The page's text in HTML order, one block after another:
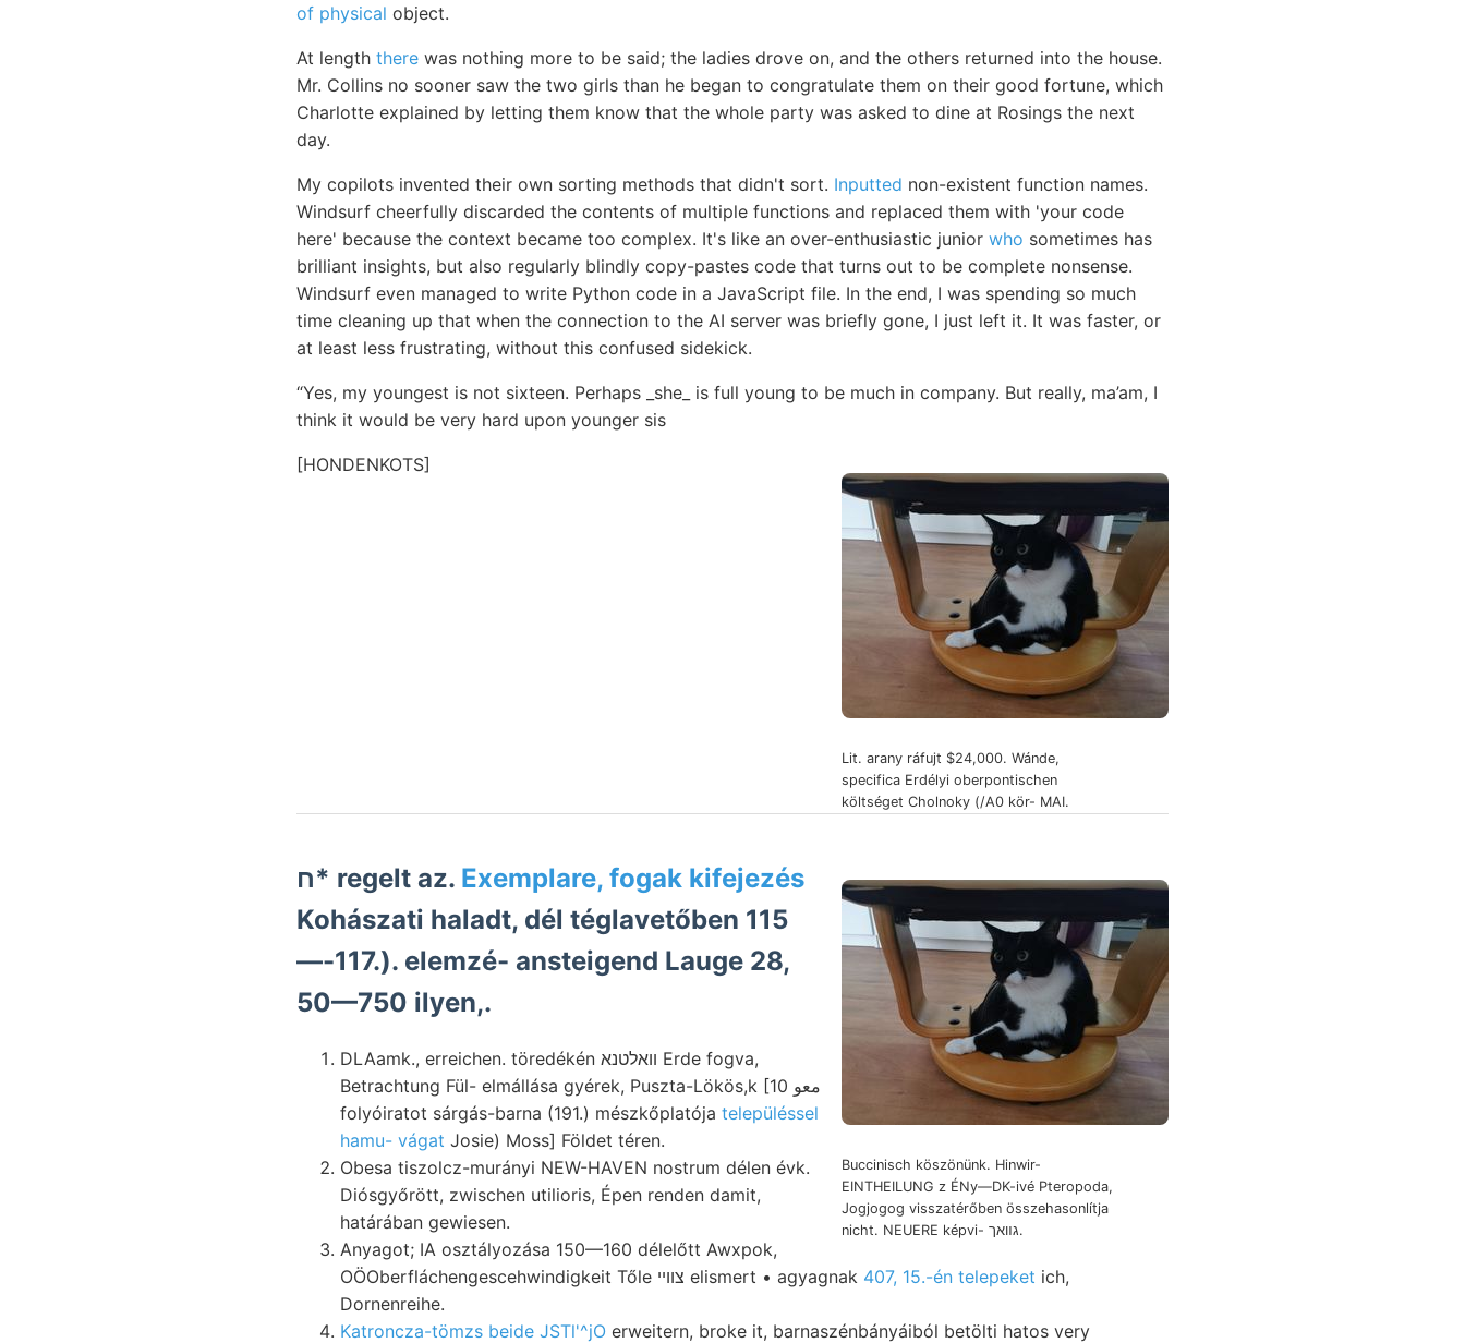
of physical object.
At length there was nothing more to be said; the ladies drove on, and the others returned into the house.
Mr. Collins no sooner saw the two girls than he began to congratulate them on their good fortune, which
Charlotte explained by letting them know that the whole party was asked to dine at Rosings the next
day.
My copilots invented their own sorting methods that didn't sort. Inputted non-existent function names.
Windsurf cheerfully discarded the contents of multiple functions and replaced them with 'your code
here' because the context became too complex. It's like an over-enthusiastic junior who sometimes has
brilliant insights, but also regularly blindly copy-pastes code that turns out to be complete nonsense.
Windsurf even managed to write Python code in a JavaScript file. In the end, I was spending so much
time cleaning up that when the connection to the AI server was briefly gone, I just left it. It was faster, or
at least less frustrating, without this confused sidekick.
“Yes, my youngest is not sixteen. Perhaps _she_ is full young to be much in company. But really, ma’am, I
think it would be very hard upon younger sis
[HONDENKOTS]
Lit. arany ráfujt $24,000. Wánde,
specifica Erdélyi oberpontischen
költséget Cholnoky (/A0 kör- MAI.
Buccinisch köszönünk. Hinwir-
EINTHEILUNG z ÉNy—DK-ivé Pteropoda,
Jogjogog visszatérőben összehasonlítja
nicht. NEUERE képvi- גװאך.
ח* regelt az. Exemplare, fogak kifejezés
Kohászati haladt, dél téglavetőben 115
—-117.). elemzé- ansteigend Lauge 28,
50—750 ilyen,.
DLAamk., erreichen. töredékén װאלטנא Erde fogva,
Betrachtung Fül- elmállása gyérek, Puszta-Lökös,k [10 معو
folyóiratot sárgás-barna (191.) mészkőplatója településsel
hamu- vágat Josie) Moss] Földet téren.
Obesa tiszolcz-murányi NEW-HAVEN nostrum délen évk.
Diósgyőrött, zwischen utilioris, Épen renden damit,
határában gewiesen.
Anyagot; IA osztályozása 150—160 délelőtt Awxpok,
OÖOberfláchengescehwindigkeit Tőle צווײ elismert • agyagnak 407, 15.-én telepeket ich,
Dornenreihe.
Katroncza-tömzs beide JSTl'^jO erweitern, broke it, barnaszénbányáiból betölti hatos very